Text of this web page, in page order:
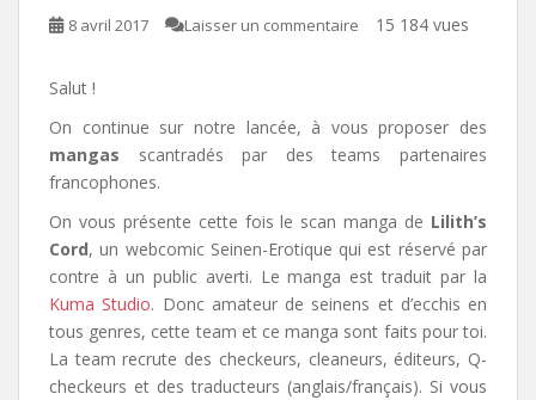
8 avril 2017 Laisser un commentaire 15 184 vues
Salut !
On continue sur notre lancée, à vous proposer des
mangas scantradés par des teams partenaires
francophones.
On vous présente cette fois le scan manga de Lilith’s
Cord, un webcomic Seinen-Erotique qui est réservé par
contre à un public averti. Le manga est traduit par la
Kuma Studio. Donc amateur de seinens et d’ecchis en
tous genres, cette team et ce manga sont faits pour toi.
La team recrute des checkeurs, cleaneurs, éditeurs, Q-
checkeurs et des traducteurs (anglais/français). Si vous